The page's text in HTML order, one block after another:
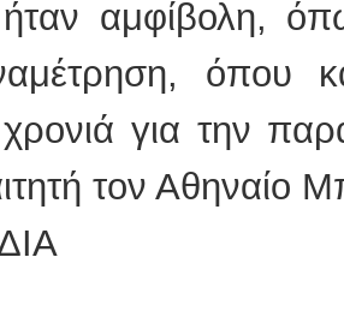
αμφίβολη,
όπου
χρονιά για την
τον Αθηναίο